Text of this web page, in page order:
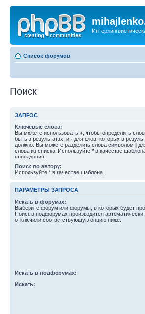
Список форумов
Поиск
ЗАПРОС
Ключевые слова:
Вы можете использовать + , чтобы определить
быть в результатах, и - для слов, которых в
должно. Вы можете разделить слова символом |
слова из списка. Используйте * в качестве
совпадения.
Поиск по автору:
Используйте * в качестве шаблона.
ПАРАМЕТРЫ ЗАПРОСА
Искать в форумах:
Выберите форум или форумы, в которых будет
Поиск в подфорумах производится
отключили соответствующую опцию ниже.
Искать в подфорумах:
Искать: